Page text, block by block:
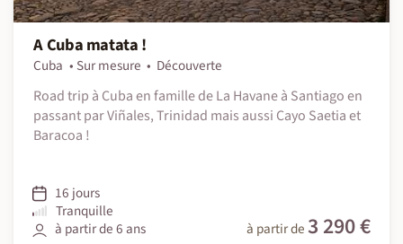
A Cuba matata !
Cuba Sur mesure
Découverte
Road trip à Cuba en famille de La Havane à Santiago en
passant par Viñales, Trinidad mais aussi Cayo Saetia et
Baracoa !
16 jours
Tranquille
à partir de 6 ans
à partir de 3 290 €